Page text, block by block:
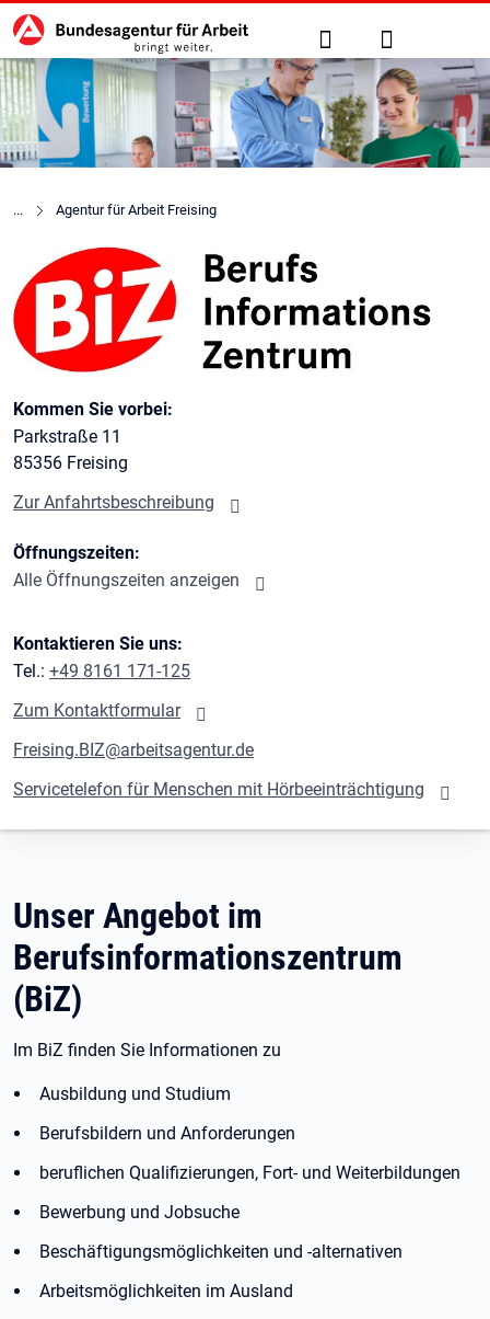
zu den Hauptinhalten springen
Hauptnavigation Suche Anmelden
Agentur für Arbeit Freising
Berufsinformationszentrum
Kontaktinformationen
Kommen Sie vorbei:
Parkstraße 11
85356 Freising
Zur Anfahrtsbeschreibung
Öffnungszeiten:
Alle Öffnungszeiten anzeigen
Kontaktieren Sie uns:
Tel.: +49 8161 171-125
Zum Kontaktformular
Freising.BIZ@arbeitsagentur.de
Servicetelefon für Menschen mit Hörbeeinträchtigung
Unser Angebot im
Berufsinformationszentrum
(BiZ)
Im BiZ finden Sie Informationen zu
Ausbildung und Studium
Berufsbildern und Anforderungen
beruflichen Qualifizierungen, Fort- und Weiterbildungen
Bewerbung und Jobsuche
Beschäftigungsmöglichkeiten und -alternativen
Arbeitsmöglichkeiten im Ausland